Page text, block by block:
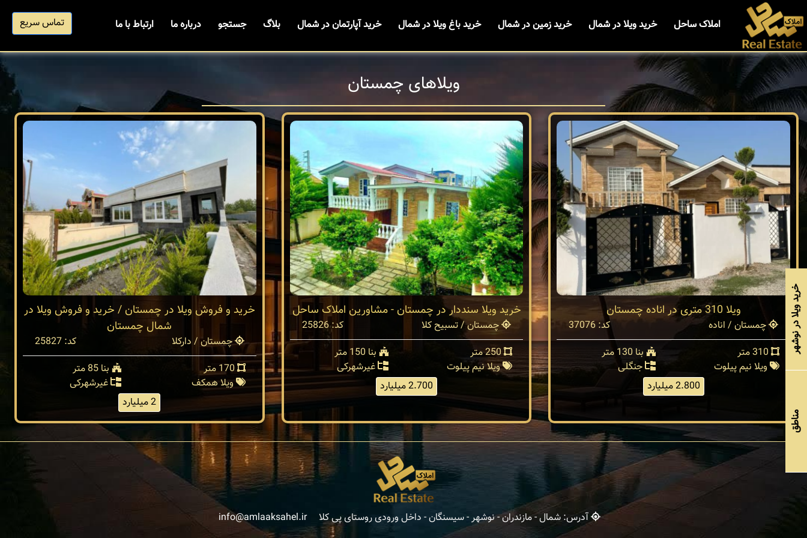
املاک ساحل خرید ویلا در شمال خرید زمین در شمال خرید باغ ویلا در شمال خرید آپارتمان در شمال بلاگ جستجو درباره ما ارتباط با ما تماس سریع
ویلاهای چمستان
ویلا 310 متری در اناده چمستان
چمستان / اناده
کد: 37076
بنا 130 متر
ویلا نیم پیلوت
جنگلی
2.800 میلیارد
خرید ویلا سنددار در چمستان - مشاورین املاک ساحل
چمستان / تسبیح کلا
کد: 25826
250 متر
بنا 150 متر
ویلا نیم پیلوت
غیرشهرکی
2.700 میلیارد
خرید و فروش ویلا در چمستان / خرید و فروش ویلا در
شمال چمستان
چمستان / دارکلا
کد: 25827
170 متر
بنا 85 متر
ویلا همکف
غیرشهرکی
2 میلیارد
آدرس: شمال - مازندران - نوشهر - سیسنگان - داخل ورودی روستای پی کلا
info@amlaaksahel.ir
خرید ویلا در نوشهر
مناطق